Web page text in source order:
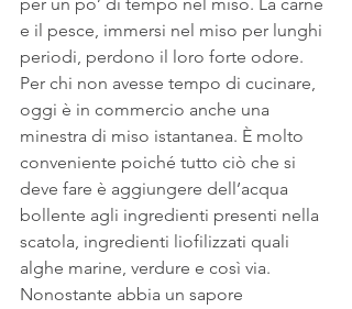
per un po’ di tempo nel miso. La carne
e il pesce, immersi nel miso per lunghi
periodi, perdono il loro forte odore.
Per chi non avesse tempo di cucinare,
oggi è in commercio anche una
minestra di miso istantanea. È molto
conveniente poiché tutto ciò che si
deve fare è aggiungere dell’acqua
bollente agli ingredienti presenti nella
scatola, ingredienti liofilizzati quali
alghe marine, verdure e così via.
Nonostante abbia un sapore